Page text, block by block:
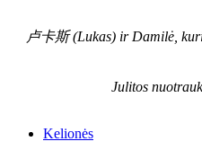
卢卡斯 (Lukas) ir Damilė,
Julitos
Kelionės